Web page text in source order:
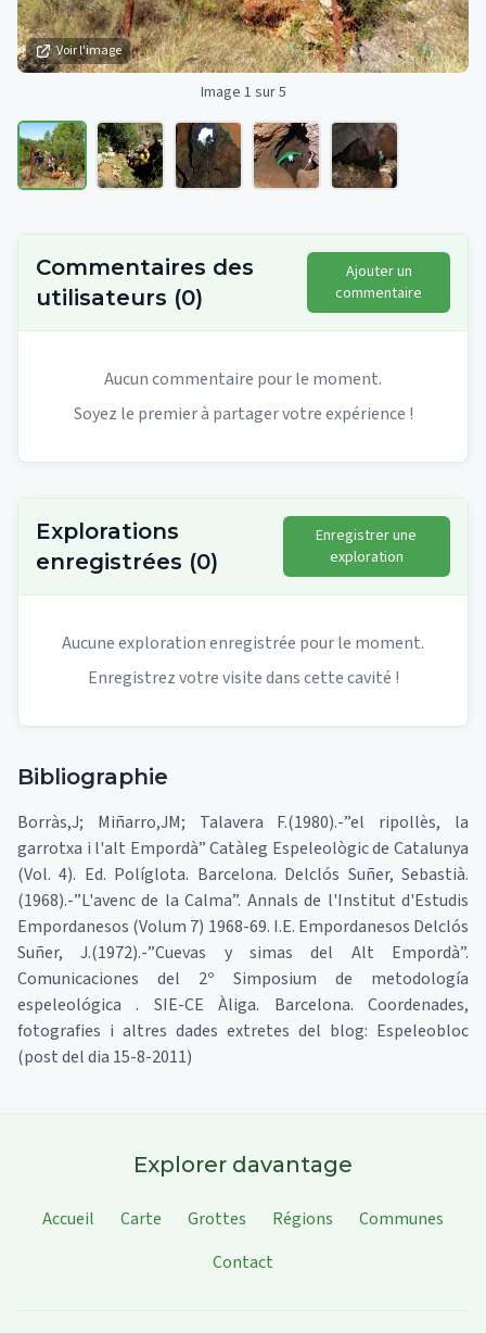
Voir l'image
Image 1 sur 5
Commentaires des
utilisateurs (0)
Ajouter un
commentaire
Aucun commentaire pour le moment.
Soyez le premier à partager votre expérience !
Explorations
enregistrées (0)
Enregistrer une
exploration
Aucune exploration enregistrée pour le moment.
Enregistrez votre visite dans cette cavité !
Bibliographie
Borràs,J; Miñarro,JM; Talavera F.(1980).-”el ripollès, la
garrotxa i l'alt Empordà” Catàleg Espeleològic de Catalunya
(Vol. 4). Ed. Políglota. Barcelona. Delclós Suñer, Sebastià.
(1968).-”L'avenc de la Calma”. Annals de l'Institut d'Estudis
Empordanesos (Volum 7) 1968-69. I.E. Empordanesos Delclós
Suñer, J.(1972).-”Cuevas y simas del Alt Empordà”.
Comunicaciones del 2º Simposium de metodología
espeleológica . SIE-CE Àliga. Barcelona. Coordenades,
fotografies i altres dades extretes del blog: Espeleobloc
(post del dia 15-8-2011)
Explorer davantage
Accueil Carte Grottes Régions
Communes
Contact